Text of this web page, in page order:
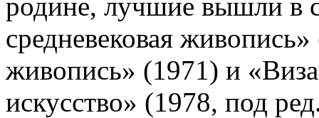
средневековая
живопись» (1971) и
искусство» (1978, под